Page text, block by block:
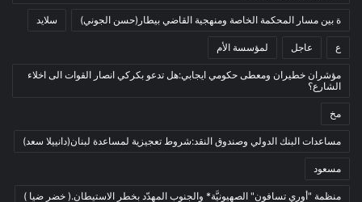
ثقافة
(1٬227)
أدب وشعر
بروفايل
تربية وتعليم
(73)
فلسفة
فنون
(213)
ة بين مسار المحكمة الخاصة ومنهجية القاضي بيطار(حسن الجوني) سلايد
ع عاجل لمؤسسة الأم
مؤشران خطيران ومعطى حكومي ايجابي:هل تدعو بكركي انصار القوات الى اخلاء
الشارع؟
مخ
مساعدات البنك الدولي وصندوق النقد:شروط تعجيزية لمساعدة لبنان(دانييلا سعد)
مسعود
منظمة "أوري تسافون" الصهيونيَّة* والجنوب المهدّد بخطر الاستيطان.( خضر ضيا )